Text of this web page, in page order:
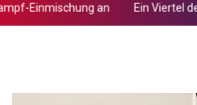
Einmischung an Ein Viertel der